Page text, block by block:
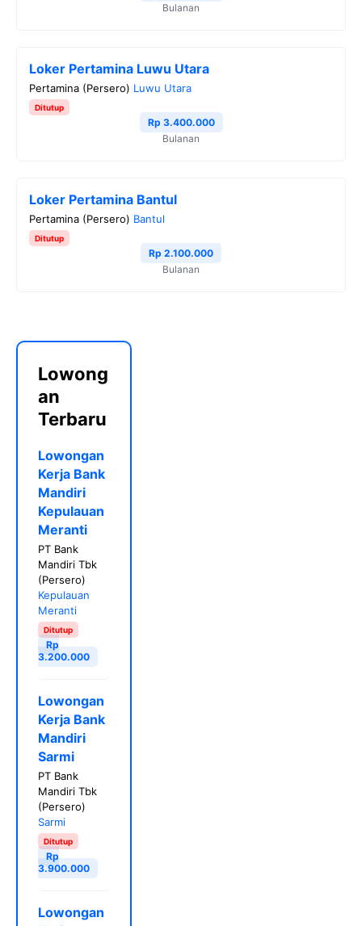
Bulanan
Loker Pertamina Luwu Utara
Pertamina (Persero) Luwu Utara
Ditutup
Rp 3.400.000
Bulanan
Loker Pertamina Bantul
Pertamina (Persero) Bantul
Ditutup
Rp 2.100.000
Bulanan
Lowong
an
Terbaru
Lowongan
Kerja Bank
Mandiri
Kepulauan
Meranti
PT Bank
Mandiri Tbk
(Persero)
Kepulauan
Meranti
Ditutup
Rp
3.200.000
Lowongan
Kerja Bank
Mandiri
Sarmi
PT Bank
Mandiri Tbk
(Persero)
Sarmi
Ditutup
Rp
3.900.000
Lowongan